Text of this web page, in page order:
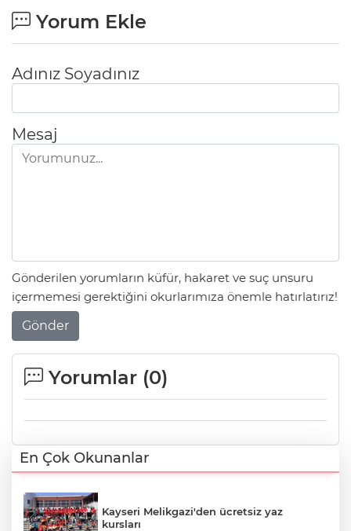
Yorum Ekle
Adınız Soyadınız
Mesaj
Gönderilen yorumların küfür, hakaret ve suç unsuru
içermemesi gerektiğini okurlarımıza önemle hatırlatırız!
Gönder
Yorumlar (0)
En Çok Okunanlar
Kayseri Melikgazi'den ücretsiz yaz
kursları